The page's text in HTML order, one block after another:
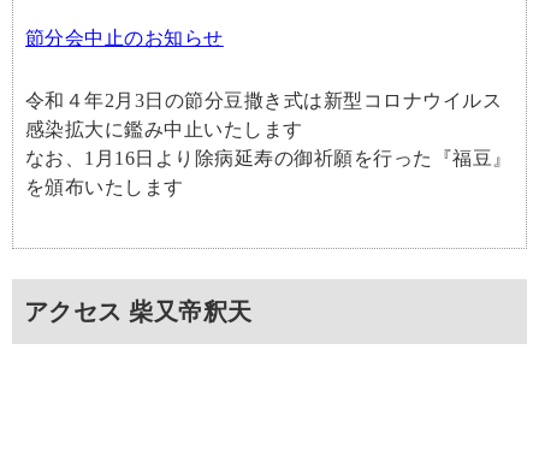
節分会中止のお知らせ
令和４年2月3日の節分豆撒き式は新型コロナウイルス
感染拡大に鑑み中止いたします
なお、1月16日より除病延寿の御祈願を行った『福豆』
を頒布いたします
アクセス 柴又帝釈天